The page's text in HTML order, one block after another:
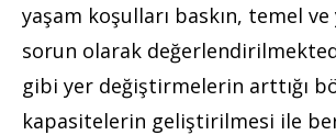
yaşam koşulları baskın, temel
sorun olarak
gibi yer değiştirmelerin arttığı
kapasitelerin geliştirilmesi ile